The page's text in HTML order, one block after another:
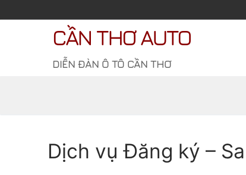
đến
CẦN THƠ AUTO
DIỄN ĐÀN Ô TÔ CẦN THƠ
Dịch vụ Đăng ký –